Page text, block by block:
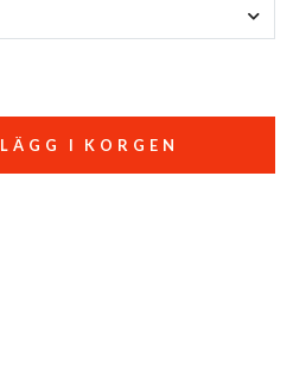
LÄGG I KORGEN